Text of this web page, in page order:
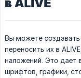
в ALIVE
Вы можете
переносить их в
наложений. Это дает
шрифтов, графики,